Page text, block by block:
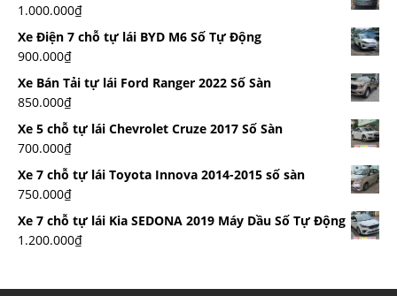
1.000.000₫
Xe Điện 7 chỗ tự lái BYD M6 Số Tự Động
900.000₫
Xe Bán Tải tự lái Ford Ranger 2022 Số Sàn
850.000₫
Xe 5 chỗ tự lái Chevrolet Cruze 2017 Số Sàn
700.000₫
Xe 7 chỗ tự lái Toyota Innova 2014-2015 số sàn
750.000₫
Xe 7 chỗ tự lái Kia SEDONA 2019 Máy Dầu Số Tự Động
1.200.000₫